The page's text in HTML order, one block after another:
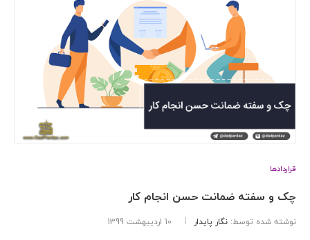
قراردادها
چک و سفته ضمانت حسن انجام کار
نوشته شده توسط: نگار پایدار 10 اردیبهشت 1399